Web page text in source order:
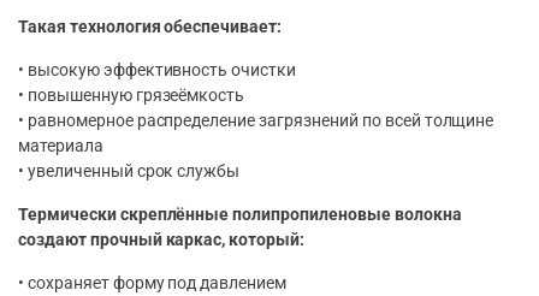
Такая технология обеспечивает:
• высокую эффективность очистки
• повышенную грязеёмкость
• равномерное распределение загрязнений по всей толщине
материала
• увеличенный срок службы
Термически скреплённые полипропиленовые волокна
создают прочный каркас, который:
• сохраняет форму под давлением